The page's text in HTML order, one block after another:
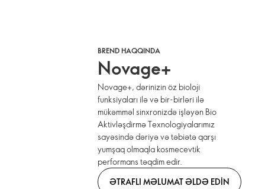
BREND HAQQINDA
Novage+
Novage+, dərinizin öz bioloji
funksiyaları ilə və bir-birləri ilə
mükəmməl sinxronizdə işləyən Bio
Aktivləşdirmə Texnologiyalarımız
sayəsində dəriyə və təbiətə qarşı
yumşaq olmaqla kosmecevtik
performans təqdim edir.
ƏTRAFLI MƏLUMAT ƏLDƏ EDIN